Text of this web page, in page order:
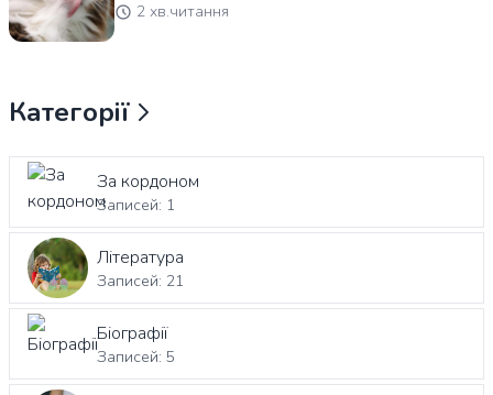
2 хв.читання
Категорії
За кордоном
Записей: 1
Література
Записей: 21
Біографії
Записей: 5